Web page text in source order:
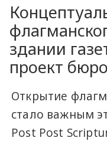
здании
проект
Открытие
стало важным
Post Post